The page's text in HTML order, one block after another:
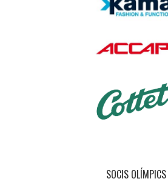
SOCIS OLÍMPICS